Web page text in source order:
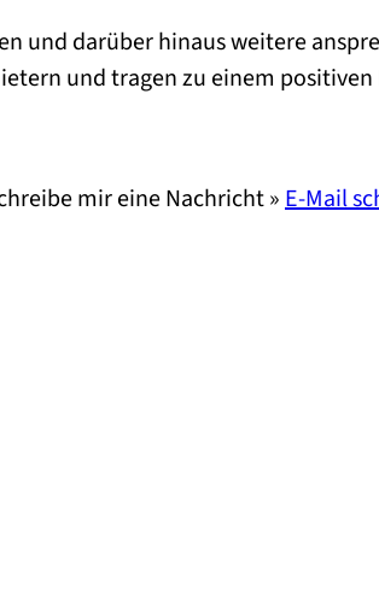
und darüber hinaus weitere
und tragen zu einem positiven
mir eine Nachricht » E-Mail